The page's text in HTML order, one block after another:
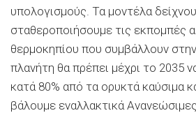
υπολογισμούς. Τα μοντέλα
σταθεροποιήσουμε τις εκπομπές
θερμοκηπίου που συμβάλλουν
πλανήτη θα πρέπει μέχρι το 2035
κατά 80% από τα ορυκτά καύσιμα
βάλουμε εναλλακτικά